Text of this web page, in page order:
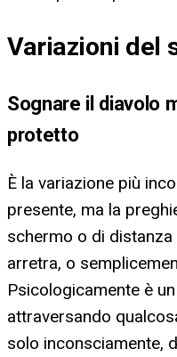
Variazioni del
Sognare il diavolo
protetto
È la variazione più
presente, ma la
schermo o di
arretra, o
Psicologicamente è
attraversando
solo inconsciamente,